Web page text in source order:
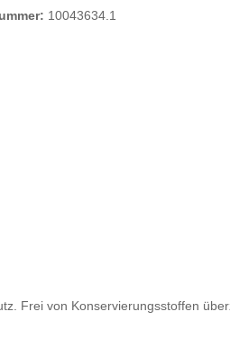
10043634.1
Frei von Konservierungsstoffen